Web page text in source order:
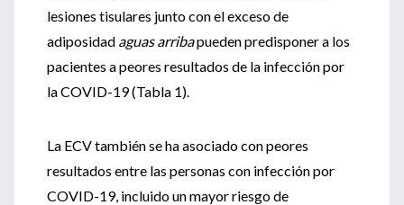
lesiones tisulares junto con el exceso de
adiposidad aguas arribapueden predisponer a los
pacientes a peores resultados de la infección por
la COVID-19 (Tabla 1).
La ECV también se ha asociado con peores
resultados entre las personas con infección por
COVID-19, incluido un mayor riesgo de